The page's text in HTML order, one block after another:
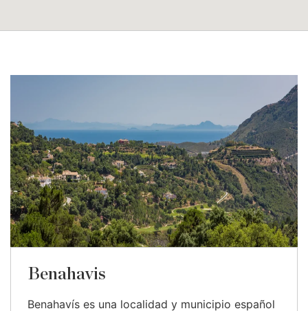
Benahavis
Benahavís es una localidad y municipio español